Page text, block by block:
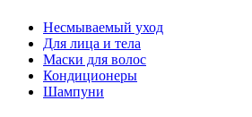
Несмываемый уход
Для лица и тела
Маски для волос
Кондиционеры
Шампуни